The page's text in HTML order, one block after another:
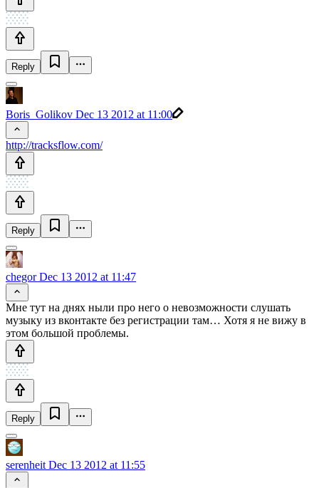
Reply
Boris_Golikov Dec 13 2012 at 11:00
http://tracksflow.com/
Reply
chegorDec 13 2012 at 11:47
Мне тут на днях ныли про него о невозможности слушать
музыку из вконтакте без регистрации там… Хотя я не вижу в
этом большой проблемы.
Reply
serenheit Dec 13 2012 at 11:55